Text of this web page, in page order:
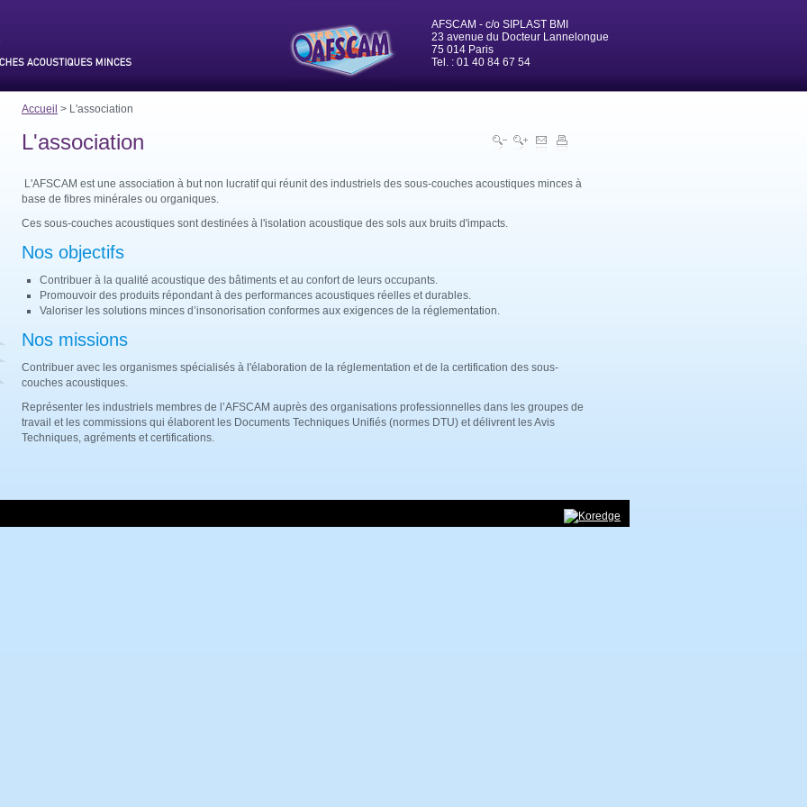
AFSCAM - c/o SIPLAST BMI
23 avenue du Docteur Lannelongue
75 014 Paris
Tel. : 01 40 84 67 54
Accueil > L'association
L'association
L'AFSCAM est une association à but non lucratif qui réunit des industriels des sous-couches acoustiques minces à
base de fibres minérales ou organiques.
Ces sous-couches acoustiques sont destinées à l'isolation acoustique des sols aux bruits d'impacts.
Nos objectifs
Contribuer à la qualité acoustique des bâtiments et au confort de leurs occupants.
Promouvoir des produits répondant à des performances acoustiques réelles et durables.
Valoriser les solutions minces d’insonorisation conformes aux exigences de la réglementation.
Nos missions
Contribuer avec les organismes spécialisés à l'élaboration de la réglementation et de la certification des sous-
couches acoustiques.
Représenter les industriels membres de l’AFSCAM auprès des organisations professionnelles dans les groupes de
travail et les commissions qui élaborent les Documents Techniques Unifiés (normes DTU) et délivrent les Avis
Techniques, agréments et certifications.